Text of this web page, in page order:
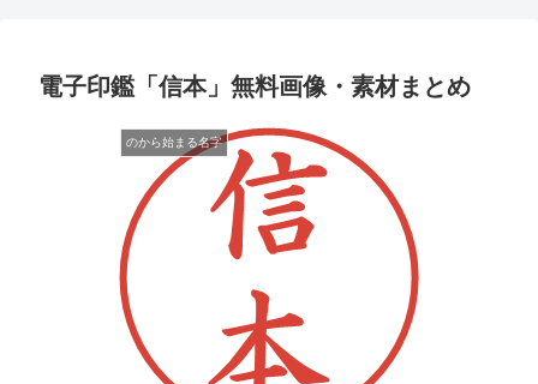
電子印鑑「信本」無料画像・素材まとめ
のから始まる名字